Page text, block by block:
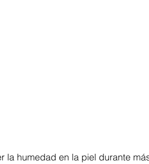
la humedad en la piel durante